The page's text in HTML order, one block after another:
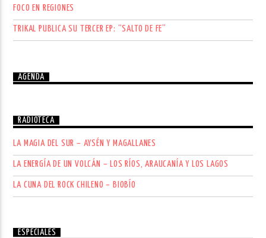
FOCO EN REGIONES
TRIKAL PUBLICA SU TERCER EP: “SALTO DE FE”
AGENDA
RADIOTECA
LA MAGIA DEL SUR – AYSÉN Y MAGALLANES
LA ENERGÍA DE UN VOLCÁN – LOS RÍOS, ARAUCANÍA Y LOS LAGOS
LA CUNA DEL ROCK CHILENO – BIOBÍO
ESPECIALES